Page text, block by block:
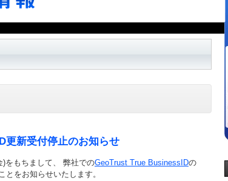
新受付停止のお知らせ
)をもちまして、 弊社でのGeoTrust True BusinessIDの
をお知らせいたします。